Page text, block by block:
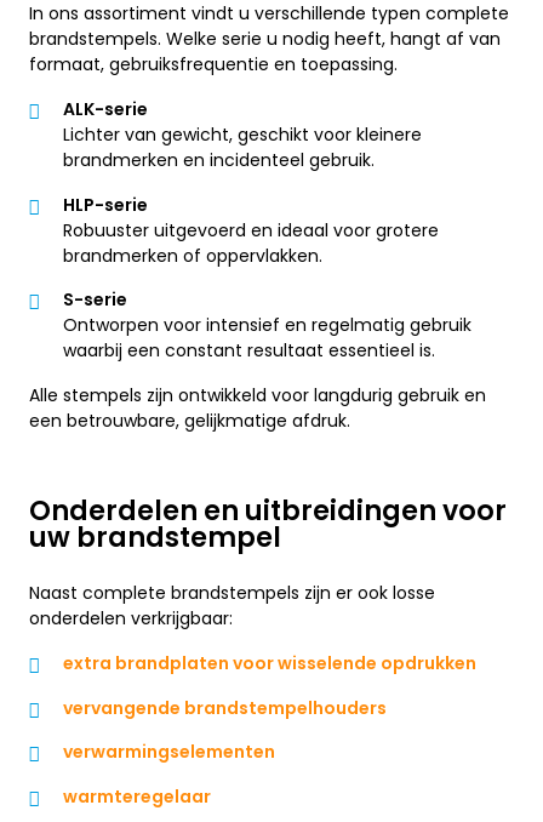
In ons assortiment vindt u verschillende typen complete
brandstempels. Welke serie u nodig heeft, hangt af van
formaat, gebruiksfrequentie en toepassing.
ALK-serie
Lichter van gewicht, geschikt voor kleinere
brandmerken en incidenteel gebruik.
HLP-serie
Robuuster uitgevoerd en ideaal voor grotere
brandmerken of oppervlakken.
S-serie
Ontworpen voor intensief en regelmatig gebruik
waarbij een constant resultaat essentieel is.
Alle stempels zijn ontwikkeld voor langdurig gebruik en
een betrouwbare, gelijkmatige afdruk.
Onderdelen en uitbreidingen voor
uw brandstempel
Naast complete brandstempels zijn er ook losse
onderdelen verkrijgbaar:
extra brandplaten voor wisselende opdrukken
vervangende brandstempelhouders
verwarmingselementen
warmteregelaar